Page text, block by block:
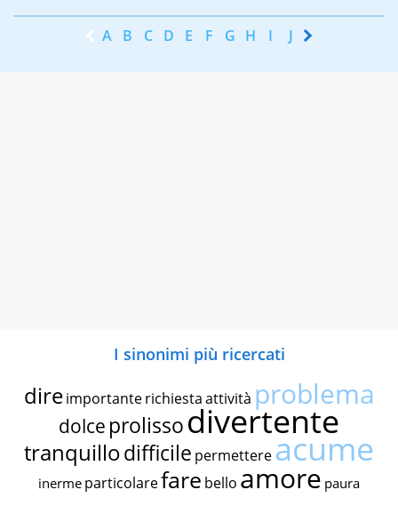
A B C D E F G H I J K
I sinonimi più ricercati
dire importante richiestaattività problema
dolce prolissodivertente
tranquillodifficile permettereacume
inerme particolarefare bello amore paura